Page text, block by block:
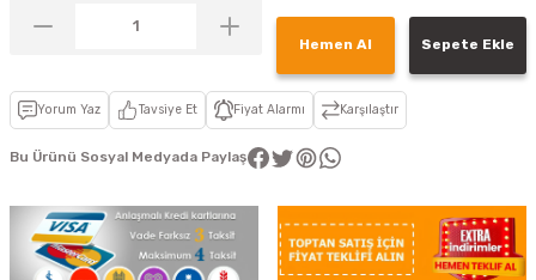
Hemen Al Sepete Ekle
Yorum Yaz Tavsiye Et Fiyat Alarmı Karşılaştır
Bu Ürünü Sosyal Medyada Paylaş